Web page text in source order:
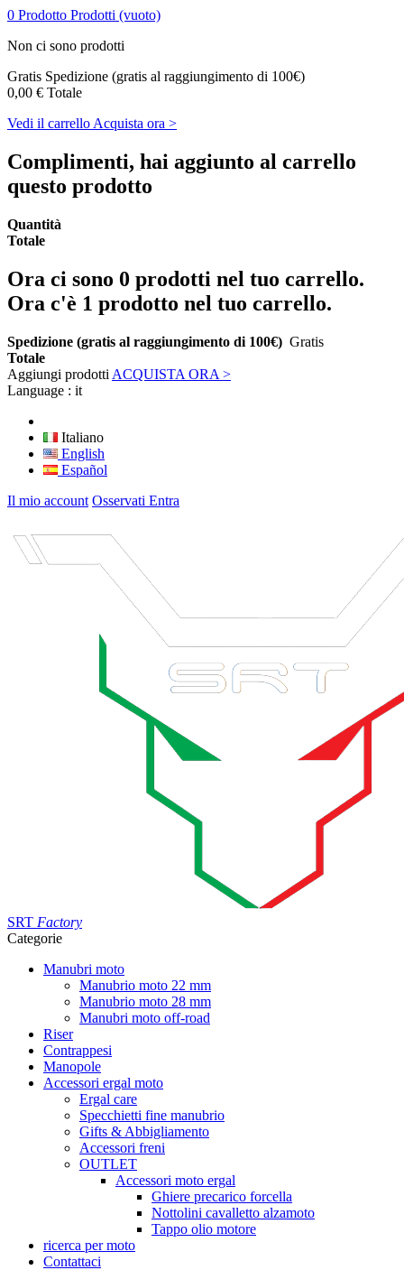
0 Prodotto Prodotti (vuoto)
Non ci sono prodotti
Gratis Spedizione (gratis al raggiungimento di 100€)
0,00 € Totale
Vedi il carrello Acquista ora >
Complimenti, hai aggiunto al carrello
questo prodotto
Quantità
Totale
Ora ci sono 0 prodotti nel tuo carrello.
Ora c'è 1 prodotto nel tuo carrello.
Spedizione (gratis al raggiungimento di 100€) Gratis
Totale
Aggiungi prodotti ACQUISTA ORA >
Language : it
Italiano
English
Español
Il mio account Osservati Entra
SRT Factory
Categorie
Manubri moto
Manubrio moto 22 mm
Manubrio moto 28 mm
Manubri moto off-road
Riser
Contrappesi
Manopole
Accessori ergal moto
Ergal care
Specchietti fine manubrio
Gifts & Abbigliamento
Accessori freni
OUTLET
Accessori moto ergal
Ghiere precarico forcella
Nottolini cavalletto alzamoto
Tappo olio motore
ricerca per moto
Contattaci